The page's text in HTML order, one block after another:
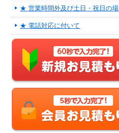
★ 営業時間外及び土日・祝日の
★ 電話対応に付いて